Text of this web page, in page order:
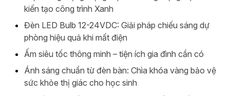
kiến tạo công trình Xanh
Đèn LED Bulb 12-24VDC: Giải pháp chiếu sáng dự
phòng hiệu quả khi mất điện
Ấm siêu tốc thông minh – tiện ích gia đình cần có
Ánh sáng chuẩn từ đèn bàn: Chìa khóa vàng bảo vệ
sức khỏe thị giác cho học sinh